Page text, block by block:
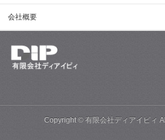
会社概要
Copyright © 有限会社ディアイピィ